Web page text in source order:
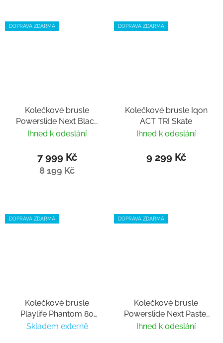
DOPRAVA ZDARMA
Kolečkové brusle
Powerslide Next Black
Pro 125 Trinity
Ihned k odeslání
7 999 Kč
8 199 Kč
DOPRAVA ZDARMA
Kolečkové brusle Iqon
ACT TRI Skate
Ihned k odeslání
9 299 Kč
DOPRAVA ZDARMA
Kolečkové brusle
Playlife Phantom 80
Black
Skladem externě
DOPRAVA ZDARMA
Kolečkové brusle
Powerslide Next Pastel
100
Ihned k odeslání